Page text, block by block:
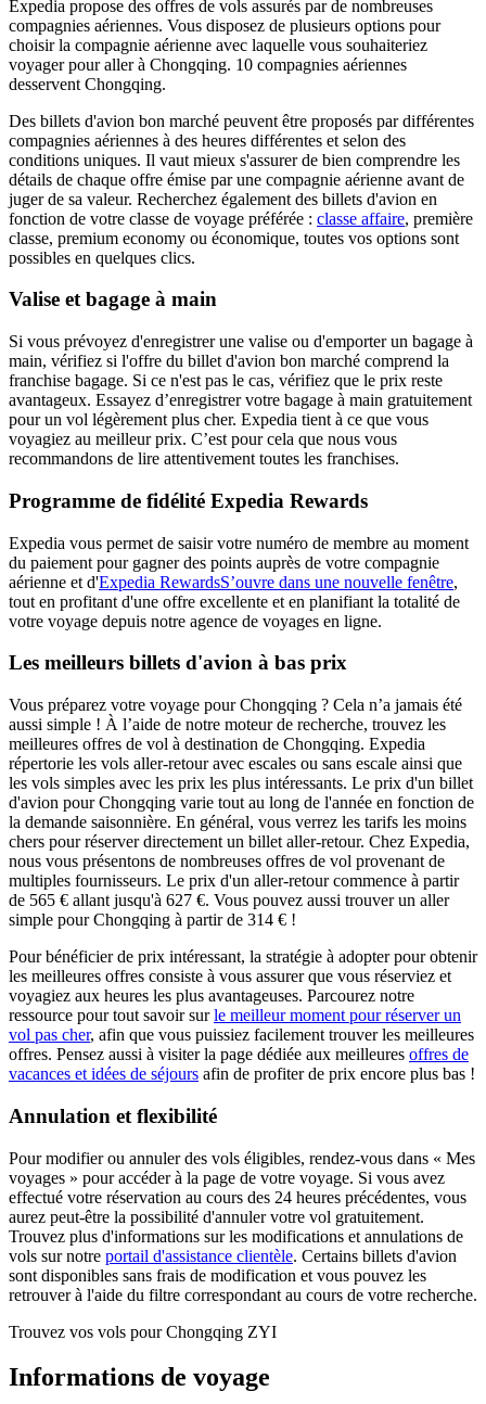
Expedia propose des offres de vols assurés par de nombreuses
compagnies aériennes. Vous disposez de plusieurs options pour
choisir la compagnie aérienne avec laquelle vous souhaiteriez
voyager pour aller à Chongqing. 10 compagnies aériennes
desservent Chongqing.
Des billets d'avion bon marché peuvent être proposés par différentes
compagnies aériennes à des heures différentes et selon des
conditions uniques. Il vaut mieux s'assurer de bien comprendre les
détails de chaque offre émise par une compagnie aérienne avant de
juger de sa valeur. Recherchez également des billets d'avion en
fonction de votre classe de voyage préférée : classe affaire, première
classe, premium economy ou économique, toutes vos options sont
possibles en quelques clics.
Valise et bagage à main
Si vous prévoyez d'enregistrer une valise ou d'emporter un bagage à
main, vérifiez si l'offre du billet d'avion bon marché comprend la
franchise bagage. Si ce n'est pas le cas, vérifiez que le prix reste
avantageux. Essayez d’enregistrer votre bagage à main gratuitement
pour un vol légèrement plus cher. Expedia tient à ce que vous
voyagiez au meilleur prix. C’est pour cela que nous vous
recommandons de lire attentivement toutes les franchises.
Programme de fidélité Expedia Rewards
Expedia vous permet de saisir votre numéro de membre au moment
du paiement pour gagner des points auprès de votre compagnie
aérienne et d'Expedia RewardsS’ouvre dans une nouvelle fenêtre,
tout en profitant d'une offre excellente et en planifiant la totalité de
votre voyage depuis notre agence de voyages en ligne.
Les meilleurs billets d'avion à bas prix
Vous préparez votre voyage pour Chongqing ? Cela n’a jamais été
aussi simple ! À l’aide de notre moteur de recherche, trouvez les
meilleures offres de vol à destination de Chongqing. Expedia
répertorie les vols aller-retour avec escales ou sans escale ainsi que
les vols simples avec les prix les plus intéressants. Le prix d'un billet
d'avion pour Chongqing varie tout au long de l'année en fonction de
la demande saisonnière. En général, vous verrez les tarifs les moins
chers pour réserver directement un billet aller-retour. Chez Expedia,
nous vous présentons de nombreuses offres de vol provenant de
multiples fournisseurs. Le prix d'un aller-retour commence à partir
de 565 € allant jusqu'à 627 €. Vous pouvez aussi trouver un aller
simple pour Chongqing à partir de 314 € !
Pour bénéficier de prix intéressant, la stratégie à adopter pour obtenir
les meilleures offres consiste à vous assurer que vous réserviez et
voyagiez aux heures les plus avantageuses. Parcourez notre
ressource pour tout savoir surle meilleur moment pour réserver un
vol pas cher, afin que vous puissiez facilement trouver les meilleures
offres. Pensez aussi à visiter la page dédiée aux meilleures offres de
vacances et idées de séjours afin de profiter de prix encore plus bas !
Annulation et flexibilité
Pour modifier ou annuler des vols éligibles, rendez-vous dans « Mes
voyages » pour accéder à la page de votre voyage. Si vous avez
effectué votre réservation au cours des 24 heures précédentes, vous
aurez peut-être la possibilité d'annuler votre vol gratuitement.
Trouvez plus d'informations sur les modifications et annulations de
vols sur notre portail d'assistance clientèle. Certains billets d'avion
sont disponibles sans frais de modification et vous pouvez les
retrouver à l'aide du filtre correspondant au cours de votre recherche.
Trouvez vos vols pour Chongqing ZYI
Informations de voyage